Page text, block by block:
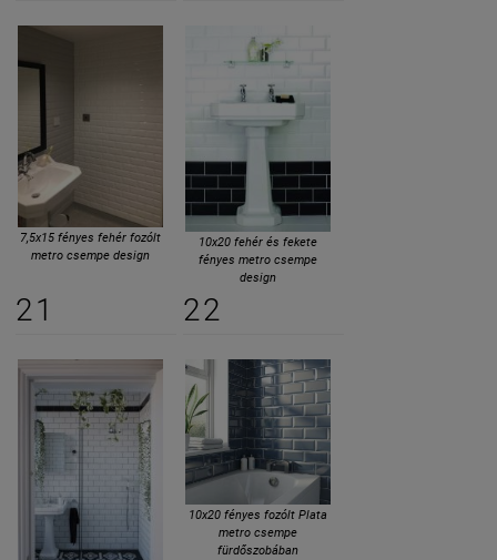
7,5x15 fényes fehér fozólt
metro csempe design
10x20 fehér és fekete
fényes metro csempe
design
21 22
10x20 fényes fozólt Plata
metro csempe
fürdőszobában